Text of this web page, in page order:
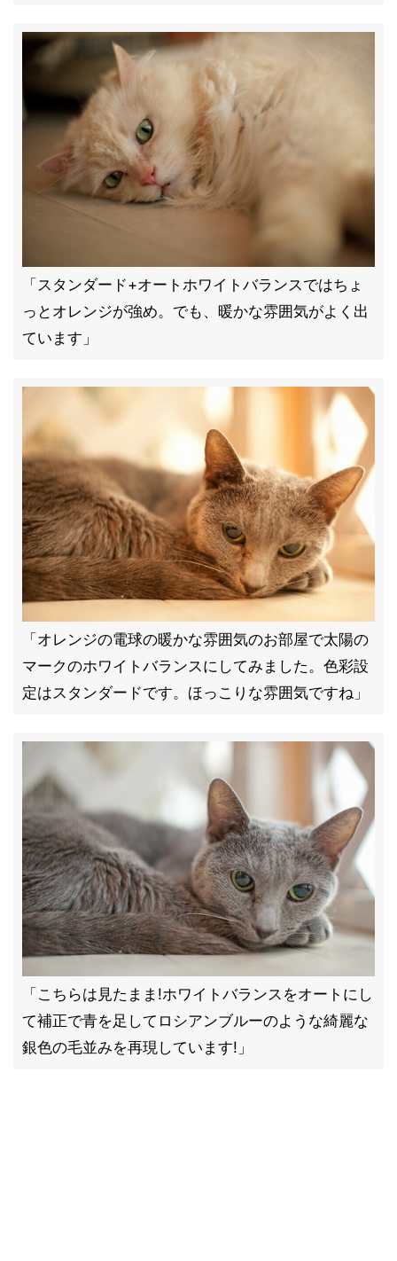
「スタンダード+オートホワイトバランスではちょ
っとオレンジが強め。でも、暖かな雰囲気がよく出
ています」
「オレンジの電球の暖かな雰囲気のお部屋で太陽の
マークのホワイトバランスにしてみました。色彩設
定はスタンダードです。ほっこりな雰囲気ですね」
「こちらは見たまま!ホワイトバランスをオートにし
て補正で青を足してロシアンブルーのような綺麗な
銀色の毛並みを再現しています!」